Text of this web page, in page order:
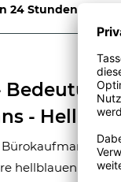
24 Stunden
Bedeutung
- Hellblau
Bürokaufmann -
hellblauen